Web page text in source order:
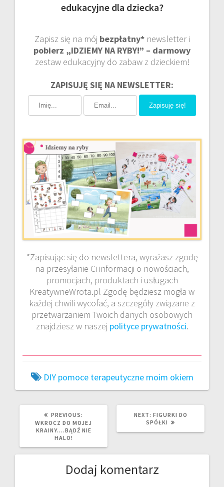
edukacyjne dla dziecka?
Zapisz się na mój bezpłatny*newsletter i
pobierz „IDZIEMY NA RYBY!” – darmowy
zestaw edukacyjny do zabaw z dzieckiem!
ZAPISUJĘ SIĘ NA NEWSLETTER:
Zapisuję się!
*Zapisując się do newslettera, wyrażasz zgodę
na przesyłanie Ci informacji o nowościach,
promocjach, produktach i usługach
KreatywneWrota.pl Zgodę będziesz mogła w
każdej chwili wycofać, a szczegóły związane z
przetwarzaniem Twoich danych osobowych
znajdziesz w naszej polityce prywatności.
DIY pomoce terapeutyczne moim okiem
PREVIOUS:
POST:
WKROCZ DO MOJEJ
KRAINY….BĄDŹ NIE
HALO!
NEXT: NEXT
POST:
FIGURKI DO
SPÓŁKI
Dodaj komentarz